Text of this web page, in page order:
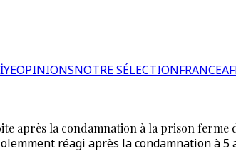
OPINIONSNOTRE SÉLECTIONFRANCE
après la condamnation à la prison ferme
réagi après la condamnation à